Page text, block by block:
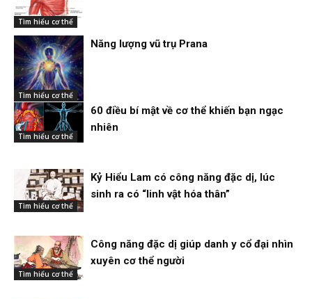
Tìm hiểu cơ thể
Tìm hiểu cơ thể
Năng lượng vũ trụ Prana
Tìm hiểu cơ thể
60 điều bí mật về cơ thể khiến bạn ngạc
nhiên
Tìm hiểu cơ thể
Kỷ Hiểu Lam có công năng đặc dị, lúc
sinh ra có “linh vật hóa thân”
Tìm hiểu cơ thể
Công năng đặc dị giúp danh y cổ đại nhìn
xuyên cơ thể người